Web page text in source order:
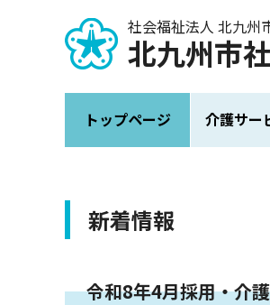
社会福祉法人 北九州
北九州市
トップページ 介護サー
新着情報
令和8年4月採用・介